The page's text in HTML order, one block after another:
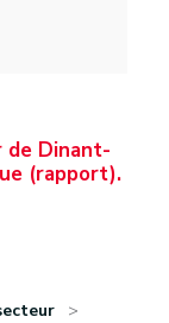
de Dinant-
(rapport).